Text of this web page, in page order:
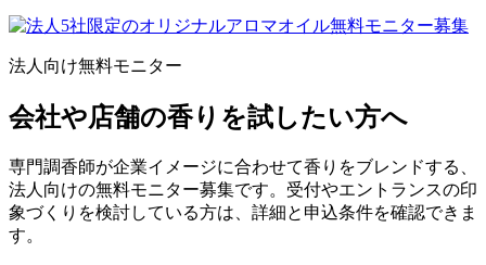
法人向け無料モニター
会社や店舗の香りを試したい方へ
専門調香師が企業イメージに合わせて香りをブレンドする、
法人向けの無料モニター募集です。受付やエントランスの印
象づくりを検討している方は、詳細と申込条件を確認できま
す。